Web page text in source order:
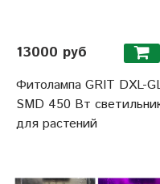
13000 руб
Фитолампа GRIT DXL-
SMD 450 Вт
для растений